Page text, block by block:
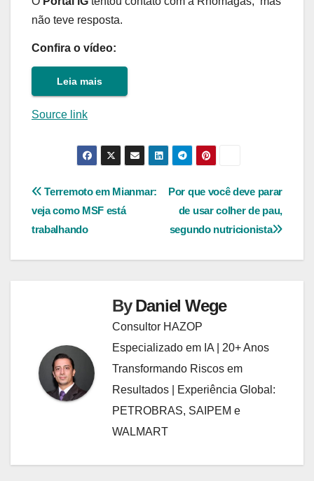
não teve resposta.
Confira o vídeo:
Leia mais
Source link
Navegação
de
Por que você deve parar
de usar colher de pau,
segundo nutricionista
Terremoto em Mianmar:
veja como MSF está
trabalhando
ByDaniel Wege
Consultor HAZOP
Especializado em IA | 20+ Anos
Transformando Riscos em
Resultados | Experiência Global:
PETROBRAS, SAIPEM e
WALMART